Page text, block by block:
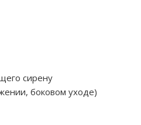
сирену
боковом уходе)